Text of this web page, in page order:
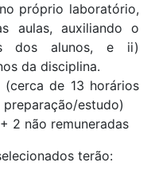
próprio laboratório,
aulas, auxiliando o
dos alunos, e ii)
da disciplina.
de 13 horários
estudo)
2 não remuneradas
terão: